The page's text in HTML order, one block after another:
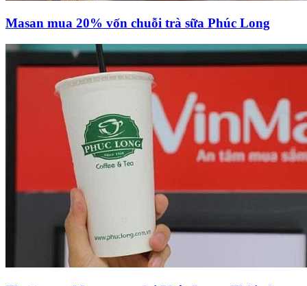
Masan mua 20% vốn chuỗi trà sữa Phúc Long